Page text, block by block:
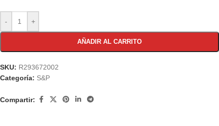
- +
AÑADIR AL CARRITO
SKU: R293672002
Categoría: S&P
Compartir: